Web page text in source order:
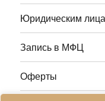
Юридическим
Запись в МФЦ
Оферты